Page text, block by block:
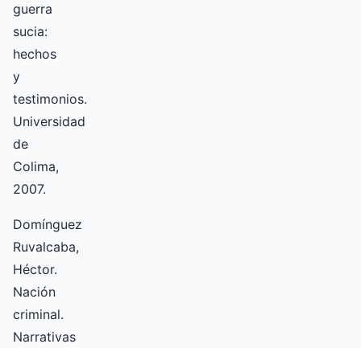
guerra
sucia:
hechos
y
testimonios.
Universidad
de
Colima,
2007.
Domínguez
Ruvalcaba,
Héctor.
Nación
criminal.
Narrativas